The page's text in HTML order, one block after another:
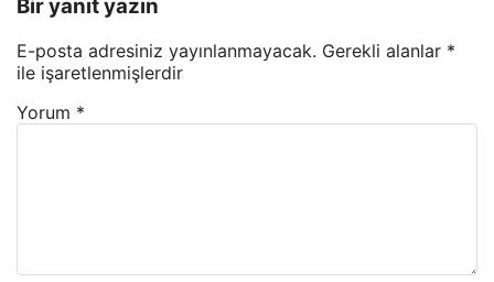
Bir yanıt yazın
E-posta adresiniz yayınlanmayacak. Gerekli alanlar *
ile işaretlenmişlerdir
Yorum *